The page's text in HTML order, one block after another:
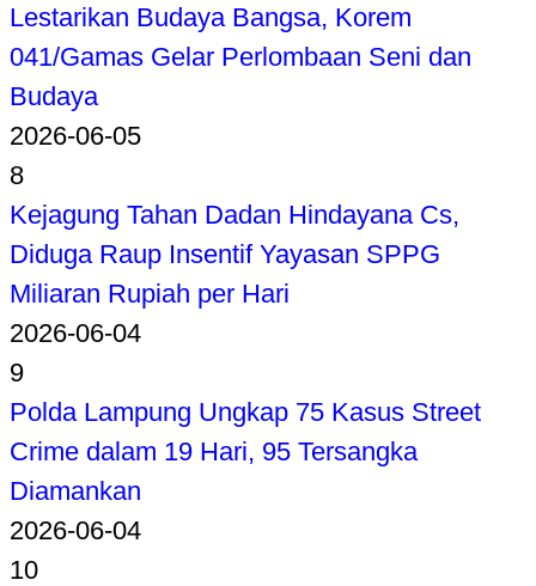
Lestarikan Budaya Bangsa, Korem
041/Gamas Gelar Perlombaan Seni dan
Budaya
2026-06-05
8
Kejagung Tahan Dadan Hindayana Cs,
Diduga Raup Insentif Yayasan SPPG
Miliaran Rupiah per Hari
2026-06-04
9
Polda Lampung Ungkap 75 Kasus Street
Crime dalam 19 Hari, 95 Tersangka
Diamankan
2026-06-04
10